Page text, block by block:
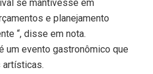
se mantivesse em
e planejamento
“, disse em nota.
um evento gastronômico que
artísticas.